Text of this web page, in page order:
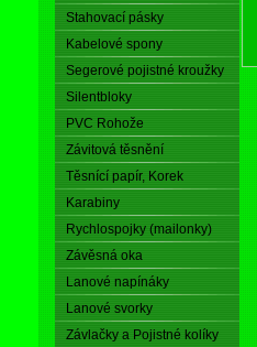
Stahovací pásky
Kabelové spony
Segerové pojistné kroužky
Silentbloky
PVC Rohože
Závitová těsnění
Těsnící papír, Korek
Karabiny
Rychlospojky (mailonky)
Závěsná oka
Lanové napínáky
Lanové svorky
Závlačky a Pojistné kolíky